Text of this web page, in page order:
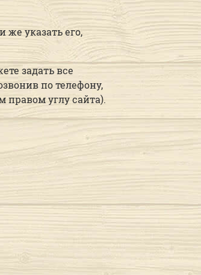
указать его,
задать все
по телефону,
правом углу сайта).